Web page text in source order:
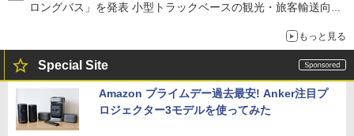
ロングバス」を発表 小型トラックベースの観光・旅客輸送向け
もっと見る
Special Site
Amazon プライムデー過去最安! Anker注目プ
ロジェクター3モデルを使ってみた